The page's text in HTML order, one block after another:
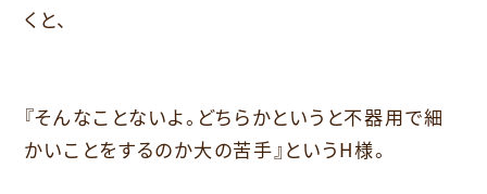
くと、
『そんなことないよ。どちらかというと不器用で細
かいことをするのか大の苦手』というH様。